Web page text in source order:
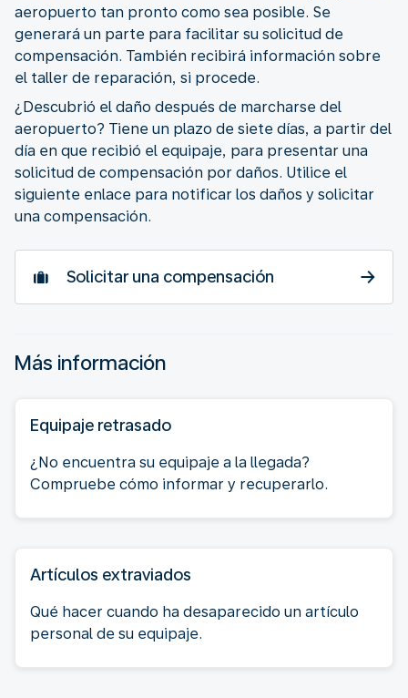
aeropuerto tan pronto como sea posible. Se
generará un parte para facilitar su solicitud de
compensación. También recibirá información sobre
el taller de reparación, si procede.
¿Descubrió el daño después de marcharse del
aeropuerto? Tiene un plazo de siete días, a partir del
día en que recibió el equipaje, para presentar una
solicitud de compensación por daños. Utilice el
siguiente enlace para notificar los daños y solicitar
una compensación.
Solicitar una compensación
Más información
Equipaje retrasado
¿No encuentra su equipaje a la llegada?
Compruebe cómo informar y recuperarlo.
Artículos extraviados
Qué hacer cuando ha desaparecido un artículo
personal de su equipaje.